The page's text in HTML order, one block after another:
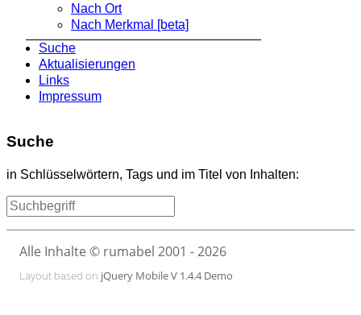
Nach Ort
Nach Merkmal [beta]
Suche
Aktualisierungen
Links
Impressum
Suche
in Schlüsselwörtern, Tags und im Titel von Inhalten:
Alle Inhalte © rumabel 2001 - 2026
Layout based on jQuery Mobile V 1.4.4 Demo